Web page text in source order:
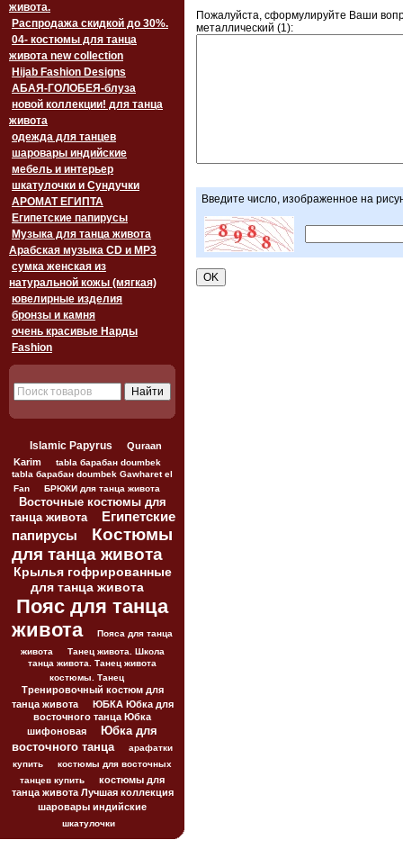
живота.
Распродажа скидкой до 30%.
04- костюмы для танца
живота new collection
Hijab Fashion Designs
АБАЯ-ГОЛОБЕЯ-блуза
новой коллекции! для танца
живота
одежда для танцев
шаровары индийские
мебель и интерьер
шкатулочки и Сундучки
АРОМАТ ЕГИПТА
Египетские папирусы
Музыка для танца живота
Арабская музыка CD и MP3
сумка женская из
натуральной кожы (мягкая)
ювелирные изделия
бронзы и камня
очень красивые Нарды
Fashion
Islamic Papyrus
Quraan
Karim
tabla барабан doumbek
tabla барабан doumbek Gawharet el
Fan
БРЮКИ для танца живота
Восточные костюмы для
танца живота
Египетские
папирусы
Костюмы
для танца живота
Крылья гофрированные
для танца живота
Пояс для танца
живота
Пояса для танца
живота
Танец живота. Школа
танца живота. Танец живота
костюмы. Танец
Тренировочный костюм для
танца живота
ЮБКА Юбка для
восточного танца Юбка
шифоновая
Юбка для
восточного танца
арафатки
купить
костюмы для восточных
танцев купить
костюмы для
танца живота Лучшая коллекция
шаровары индийские
шкатулочки
Пожалуйста, сформулируйте Ваши
металлический (1):
Введите число, изображенное на